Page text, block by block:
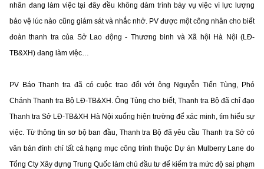
nhân đang làm việc tại đây đều không dám trình bày vụ việc vì lực lượng
bảo vệ lúc nào cũng giám sát và nhắc nhở. PV được một công nhân cho biết
đoàn thanh tra của Sở Lao động - Thương binh và Xã hội Hà Nội (LĐ-
TB&XH) đang làm việc…
PV Báo Thanh tra đã có cuộc trao đổi với ông Nguyễn Tiến Tùng, Phó
Chánh Thanh tra Bộ LĐ-TB&XH. Ông Tùng cho biết, Thanh tra Bộ đã chỉ đạo
Thanh tra Sở LĐ-TB&XH Hà Nội xuống hiện trường để xác minh, tìm hiểu sự
việc. Từ thông tin sơ bộ ban đầu, Thanh tra Bộ đã yêu cầu Thanh tra Sở có
văn bản đình chỉ tất cả hạng mục công trình thuộc Dự án Mulberry Lane do
Tổng Cty Xây dựng Trung Quốc làm chủ đầu tư để kiểm tra mức độ sai phạm